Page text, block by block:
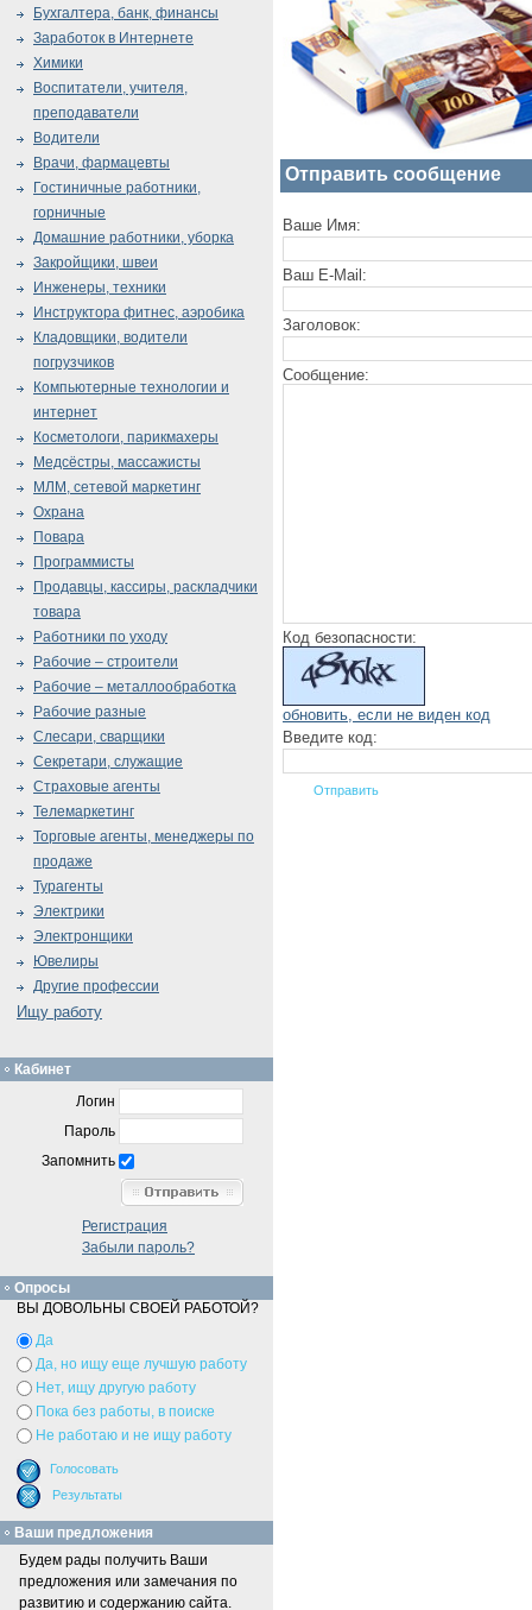
Отправить сообщение
Ваше Имя:
Ваш E-Mail:
Заголовок:
Сообщение:
Код безопасности:
обновить, если не виден код
Введите код:
Бухгалтера, банк, финансы
Заработок в Интернете
Химики
Воспитатели, учителя,
преподаватели
Водители
Врачи, фармацевты
Гостиничные работники,
горничные
Домашние работники, уборка
Закройщики, швеи
Инженеры, техники
Инструктора фитнес, аэробика
Кладовщики, водители
погрузчиков
Компьютерные технологии и
интернет
Косметологи, парикмахеры
Медсёстры, массажисты
МЛМ, сетевой маркетинг
Охрана
Повара
Программисты
Продавцы, кассиры, раскладчики
товара
Работники по уходу
Рабочие – строители
Рабочие – металлообработка
Рабочие разные
Слесари, сварщики
Секретари, служащие
Страховые агенты
Телемаркетинг
Торговые агенты, менеджеры по
продаже
Турагенты
Электрики
Электронщики
Ювелиры
Другие профессии
Ищу работу
Кабинет
Логин
Пароль
Запомнить
Регистрация
Забыли пароль?
Опросы
ВЫ ДОВОЛЬНЫ СВОЕЙ РАБОТОЙ?
Да
Да, но ищу еще лучшую работу
Нет, ищу другую работу
Пока без работы, в поиске
Не работаю и не ищу работу
Ваши предложения
Будем рады получить Ваши
предложения или замечания по
развитию и содержанию сайта.